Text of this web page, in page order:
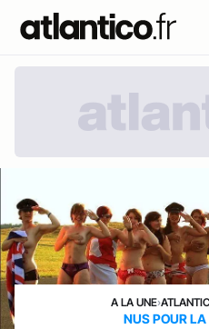
A LA UNE›
NUS POUR